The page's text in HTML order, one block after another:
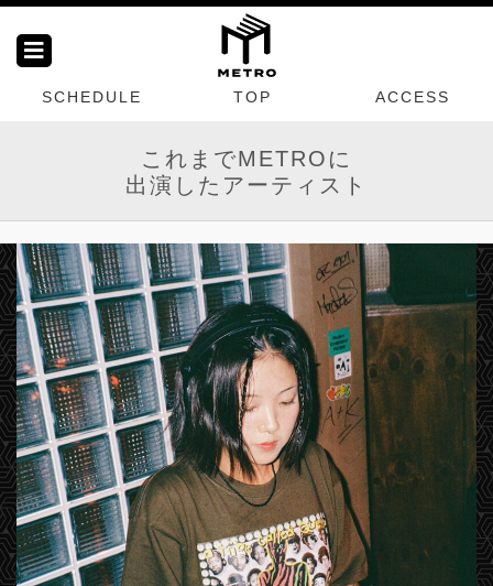
SCHEDULE TOP ACCESS
これまでMETROに
出演したアーティスト